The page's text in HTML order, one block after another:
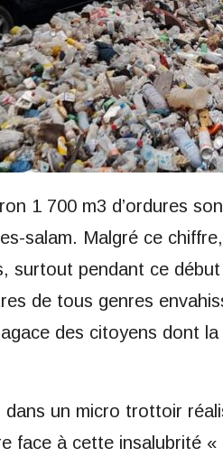
1 700 m3 d’ordures
salam. Malgré ce
surtout pendant ce
de tous genres
des citoyens dont
un micro trottoir
face à cette insalubrité